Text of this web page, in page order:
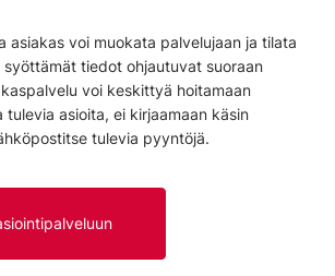
asiakas voi muokata palvelujaan ja tilata
syöttämät tiedot ohjautuvat suoraan
voi keskittyä hoitamaan
tulevia asioita, ei kirjaamaan käsin
tulevia pyyntöjä.